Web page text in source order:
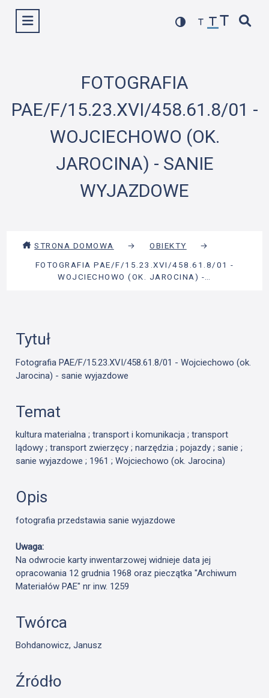
Wyświetl menu
FOTOGRAFIA
PAE/F/15.23.XVI/458.61.8/01 -
WOJCIECHOWO (OK.
JAROCINA) - SANIE
WYJAZDOWE
STRONA DOMOWA → OBIEKTY
→
FOTOGRAFIA PAE/F/15.23.XVI/458.61.8/01 -
WOJCIECHOWO (OK. JAROCINA) -…
Tytuł
Fotografia PAE/F/15.23.XVI/458.61.8/01 - Wojciechowo (ok.
Jarocina) - sanie wyjazdowe
Temat
kultura materialna ; transport i komunikacja ; transport
lądowy ; transport zwierzęcy ; narzędzia ; pojazdy ; sanie ;
sanie wyjazdowe ; 1961 ; Wojciechowo (ok. Jarocina)
Opis
fotografia przedstawia sanie wyjazdowe
Uwaga:
Na odwrocie karty inwentarzowej widnieje data jej
opracowania 12 grudnia 1968 oraz pieczątka "Archiwum
Materiałów PAE" nr inw. 1259
Twórca
Bohdanowicz, Janusz
Źródło